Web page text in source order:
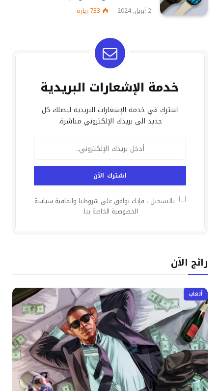
2 أبريل, 2024 733 زيارة
خدمة الإشعارات البريدية
اشترك في خدمة الإشعارات البريدية ليصلك كل
جديد الى بريدك الإلكتروني مباشرة.
بالتسجيل ، فإنك توافق على شروطنا واتفاقية سياسة
الخصوصية الخاصة بنا.
رائج الآن
ألعاب